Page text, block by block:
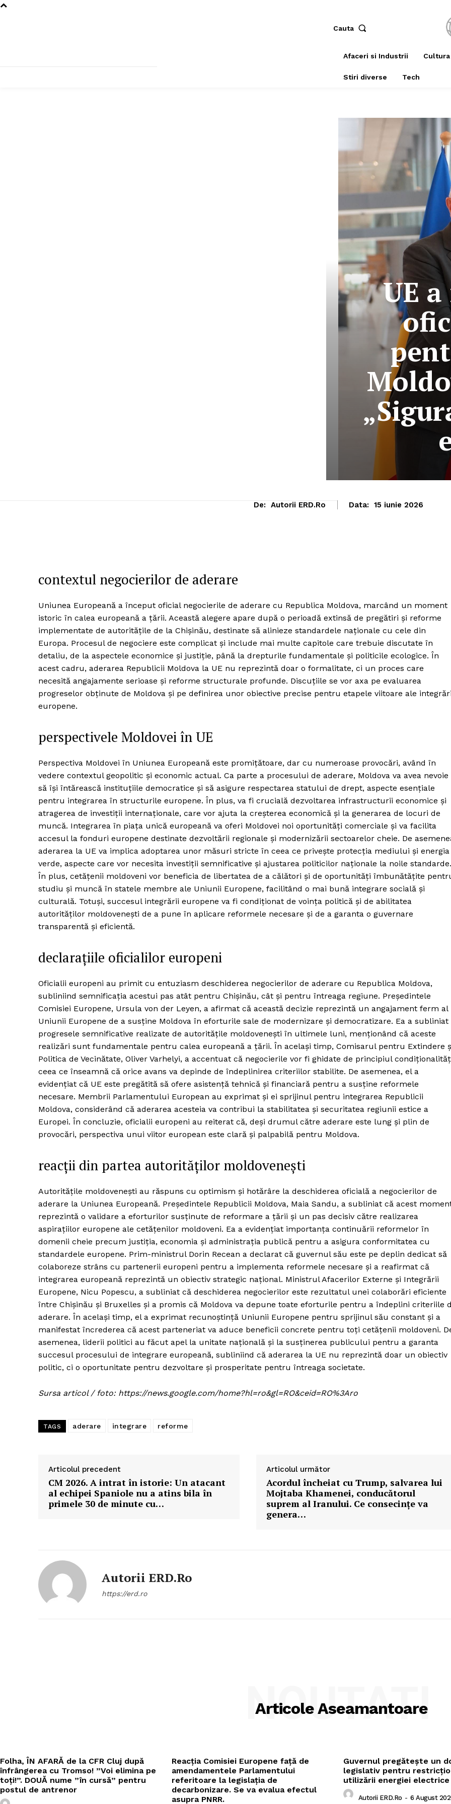
Cauta
Afaceri si Industrii
Stiri diverse Tech
UE
De: Autorii ERD.ro Data: 15 iunie 2026
contextul negocierilor de aderare
Uniunea Europeană a început oficial negocierile de aderare cu Republica Moldova, marcând un moment
istoric în calea europeană a țării. Această alegere apare după o perioadă extinsă de pregătiri și reforme
implementate de autoritățile de la Chișinău, destinate să alinieze standardele naționale cu cele din
Europa. Procesul de negociere este complicat și include mai multe capitole care trebuie discutate în
detaliu, de la aspectele economice și justiție, până la drepturile fundamentale și politicile ecologice. În
acest cadru, aderarea Republicii Moldova la UE nu reprezintă doar o formalitate, ci un proces care
necesită angajamente serioase și reforme structurale profunde. Discuțiile se vor axa pe evaluarea
progreselor obținute de Moldova și pe definirea unor obiective precise pentru etapele viitoare ale
europene.
perspectivele Moldovei în UE
Perspectiva Moldovei în Uniunea Europeană este promițătoare, dar cu numeroase provocări, având în
vedere contextul geopolitic și economic actual. Ca parte a procesului de aderare, Moldova va avea nevoie
să își întărească instituțiile democratice și să asigure respectarea statului de drept, aspecte esențiale
pentru integrarea în structurile europene. În plus, va fi crucială dezvoltarea infrastructurii economice și
atragerea de investiții internaționale, care vor ajuta la creșterea economică și la generarea de locuri de
muncă. Integrarea în piața unică europeană va oferi Moldovei noi oportunități comerciale și va facilita
accesul la fonduri europene destinate dezvoltării regionale și modernizării sectoarelor cheie. De
aderarea la UE va implica adoptarea unor măsuri stricte în ceea ce privește protecția mediului și energia
verde, aspecte care vor necesita investiții semnificative și ajustarea politicilor naționale la noile standarde.
În plus, cetățenii moldoveni vor beneficia de libertatea de a călători și de oportunități îmbunătățite
studiu și muncă în statele membre ale Uniunii Europene, facilitând o mai bună integrare socială și
culturală. Totuși, succesul integrării europene va fi condiționat de voința politică și de abilitatea
autorităților moldovenești de a pune în aplicare reformele necesare și de a garanta o guvernare
transparentă și eficientă.
declarațiile oficialilor europeni
Oficialii europeni au primit cu entuziasm deschiderea negocierilor de aderare cu Republica Moldova,
subliniind semnificația acestui pas atât pentru Chișinău, cât și pentru întreaga regiune. Președintele
Comisiei Europene, Ursula von der Leyen, a afirmat că această decizie reprezintă un angajament ferm al
Uniunii Europene de a susține Moldova în eforturile sale de modernizare și democratizare. Ea a subliniat
progresele semnificative realizate de autoritățile moldovenești în ultimele luni, menționând că aceste
realizări sunt fundamentale pentru calea europeană a țării. În același timp, Comisarul pentru Extindere
Politica de Vecinătate, Oliver Varhelyi, a accentuat că negocierile vor fi ghidate de principiul
ceea ce înseamnă că orice avans va depinde de îndeplinirea criteriilor stabilite. De asemenea, el a
evidențiat că UE este pregătită să ofere asistență tehnică și financiară pentru a susține reformele
necesare. Membrii Parlamentului European au exprimat și ei sprijinul pentru integrarea Republicii
Moldova, considerând că aderarea acesteia va contribui la stabilitatea și securitatea regiunii estice a
Europei. În concluzie, oficialii europeni au reiterat că, deși drumul către aderare este lung și plin de
provocări, perspectiva unui viitor european este clară și palpabilă pentru Moldova.
reacții din partea autorităților moldovenești
Autoritățile moldovenești au răspuns cu optimism și hotărâre la deschiderea oficială a negocierilor de
aderare la Uniunea Europeană. Președintele Republicii Moldova, Maia Sandu, a subliniat că acest
reprezintă o validare a eforturilor susținute de reformare a țării și un pas decisiv către realizarea
aspirațiilor europene ale cetățenilor moldoveni. Ea a evidențiat importanța continuării reformelor în
domenii cheie precum justiția, economia și administrația publică pentru a asigura conformitatea cu
standardele europene. Prim-ministrul Dorin Recean a declarat că guvernul său este pe deplin dedicat să
colaboreze strâns cu partenerii europeni pentru a implementa reformele necesare și a reafirmat că
integrarea europeană reprezintă un obiectiv strategic național. Ministrul Afacerilor Externe și Integrării
Europene, Nicu Popescu, a subliniat că deschiderea negocierilor este rezultatul unei colaborări eficiente
între Chișinău și Bruxelles și a promis că Moldova va depune toate eforturile pentru a îndeplini criteriile
aderare. În același timp, el a exprimat recunoștință Uniunii Europene pentru sprijinul său constant și a
manifestat încrederea că acest parteneriat va aduce beneficii concrete pentru toți cetățenii moldoveni.
asemenea, liderii politici au făcut apel la unitate națională și la susținerea publicului pentru a garanta
succesul procesului de integrare europeană, subliniind că aderarea la UE nu reprezintă doar un obiectiv
politic, ci o oportunitate pentru dezvoltare și prosperitate pentru întreaga societate.
Sursa articol / foto: https://news.google.com/home?hl=ro&gl=RO&ceid=RO%3Aro
TAGS aderare integrare reforme
Articolul precedent
CM 2026. A intrat în istorie: Un atacant
al echipei Spaniole nu a atins bila în
primele 30 de minute cu…
Articolul următor
Acordul încheiat cu Trump, salvarea lui
Mojtaba Khamenei, conducătorul
suprem al Iranului. Ce consecințe va
genera…
Autorii ERD.ro
https://erd.ro
Articole Aseamantoare
NOUTATI
Folha, ÎN AFARĂ de la CFR Cluj după
înfrângerea cu Tromso! ”Voi elimina pe
toți!”. DOUĂ nume ”în cursă” pentru
postul de antrenor
Reacția Comisiei Europene față de
amendamentele Parlamentului
referitoare la legislația de
decarbonizare. Se va evalua efectul
asupra PNRR.
Guvernul pregătește un
legislativ pentru
utilizării energiei electrice
Autorii ERD.ro - 6 August